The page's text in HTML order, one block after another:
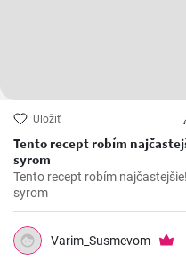
Uložiť
Tento recept robím
syrom
Tento recept robím
syrom
Varim_Susmevom